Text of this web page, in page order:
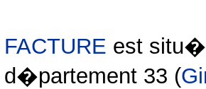
FACTURE est
d�partement 33 (